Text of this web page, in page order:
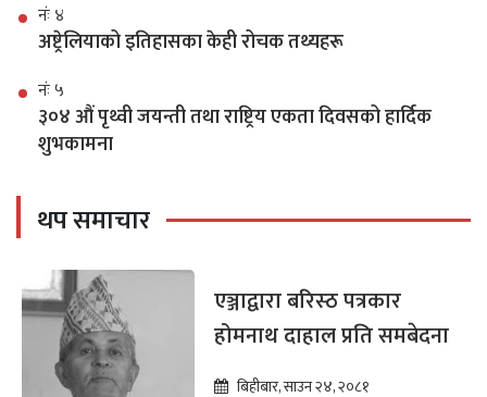
नंः ४
अष्ट्रेलियाको इतिहासका केही रोचक तथ्यहरू
नंः ५
३०४ औं पृथ्वी जयन्ती तथा राष्ट्रिय एकता दिवसको हार्दिक
शुभकामना
थप समाचार
एञ्जाद्वारा बरिस्ठ पत्रकार
होमनाथ दाहाल प्रति समबेदना
बिहीबार, साउन २४, २०८१